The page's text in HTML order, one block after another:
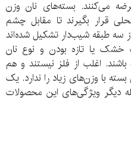
می‌کنند. بسته‌های نان وزن
قرار بگیرند تا مقابل چشم
سه طبقه شیب‌دار تشکیل شده‌اند
یا تازه بودن و نوع نان
اغلب از فلز نیستند و هم
با وزن‌های زیاد را ندارد. یک
دیگر ویژگی‌های این محصولات